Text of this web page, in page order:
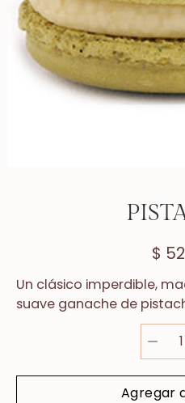
$
Un clásico imperdible,
suave ganache de
Agregar